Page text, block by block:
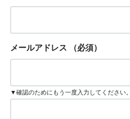
メールアドレス （必須）
▼確認のためにもう一度入力してください。